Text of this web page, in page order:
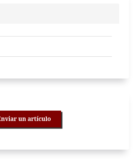
un artículo